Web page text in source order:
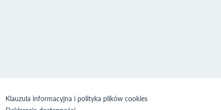
Klauzula informacyjna i polityka plików cookies